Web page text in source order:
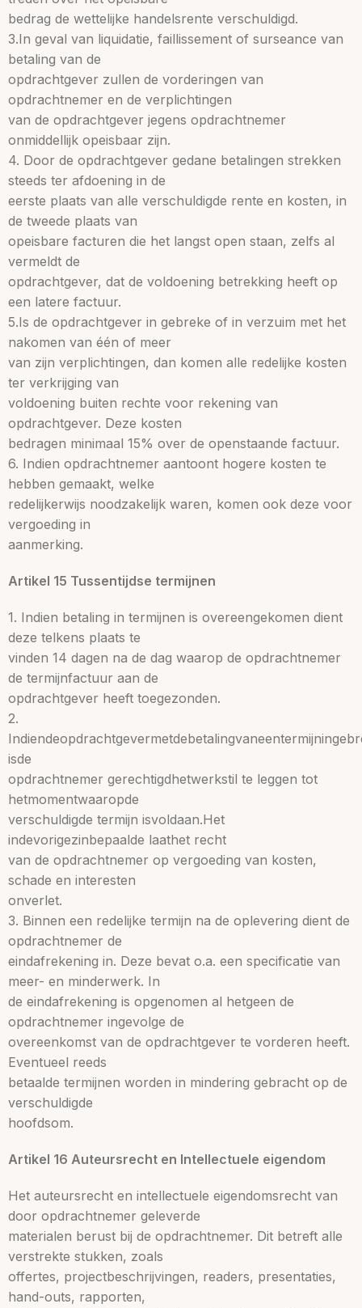
bedrag de wettelijke handelsrente verschuldigd.
3.In geval van liquidatie, faillissement of surseance van
betaling van de
opdrachtgever zullen de vorderingen van
opdrachtnemer en de verplichtingen
van de opdrachtgever jegens opdrachtnemer
onmiddellijk opeisbaar zijn.
4. Door de opdrachtgever gedane betalingen strekken
steeds ter afdoening in de
eerste plaats van alle verschuldigde rente en kosten, in
de tweede plaats van
opeisbare facturen die het langst open staan, zelfs al
vermeldt de
opdrachtgever, dat de voldoening betrekking heeft op
een latere factuur.
5.Is de opdrachtgever in gebreke of in verzuim met het
nakomen van één of meer
van zijn verplichtingen, dan komen alle redelijke kosten
ter verkrijging van
voldoening buiten rechte voor rekening van
opdrachtgever. Deze kosten
bedragen minimaal 15% over de openstaande factuur.
6. Indien opdrachtnemer aantoont hogere kosten te
hebben gemaakt, welke
redelijkerwijs noodzakelijk waren, komen ook deze voor
vergoeding in
aanmerking.
Artikel 15 Tussentijdse termijnen
1. Indien betaling in termijnen is overeengekomen dient
deze telkens plaats te
vinden 14 dagen na de dag waarop de opdrachtnemer
de termijnfactuur aan de
opdrachtgever heeft toegezonden.
2.
isde
opdrachtnemer gerechtigdhetwerkstil te leggen tot
hetmomentwaaropde
verschuldigde termijn isvoldaan.Het
indevorigezinbepaalde laathet recht
van de opdrachtnemer op vergoeding van kosten,
schade en interesten
onverlet.
3. Binnen een redelijke termijn na de oplevering dient de
opdrachtnemer de
eindafrekening in. Deze bevat o.a. een specificatie van
meer- en minderwerk. In
de eindafrekening is opgenomen al hetgeen de
opdrachtnemer ingevolge de
overeenkomst van de opdrachtgever te vorderen heeft.
Eventueel reeds
betaalde termijnen worden in mindering gebracht op de
verschuldigde
hoofdsom.
Artikel 16 Auteursrecht en Intellectuele eigendom
Het auteursrecht en intellectuele eigendomsrecht van
door opdrachtnemer geleverde
materialen berust bij de opdrachtnemer. Dit betreft alle
verstrekte stukken, zoals
offertes, projectbeschrijvingen, readers, presentaties,
hand-outs, rapporten,